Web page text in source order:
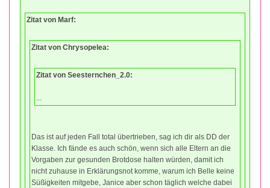
Zitat von Marf:
Zitat von Chrysopelea:
Zitat von Seesternchen_2.0:
...
Das ist auf jeden Fall total übertrieben, sag ich dir als DD der
Klasse. Ich fände es auch schön, wenn sich alle Eltern an die
Vorgaben zur gesunden Brotdose halten würden, damit ich
nicht zuhause in Erklärungsnot komme, warum ich Belle keine
Süßigkeiten mitgebe, Janice aber schon täglich welche dabei